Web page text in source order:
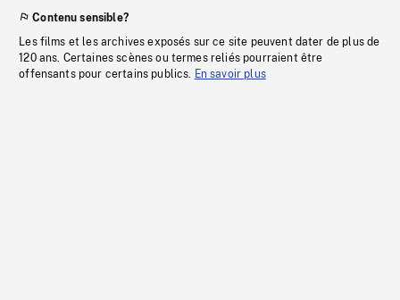
Contenu sensible?
Les films et les archives exposés sur ce site peuvent dater de plus de
120 ans. Certaines scènes ou termes reliés pourraient être
offensants pour certains publics. En savoir plus